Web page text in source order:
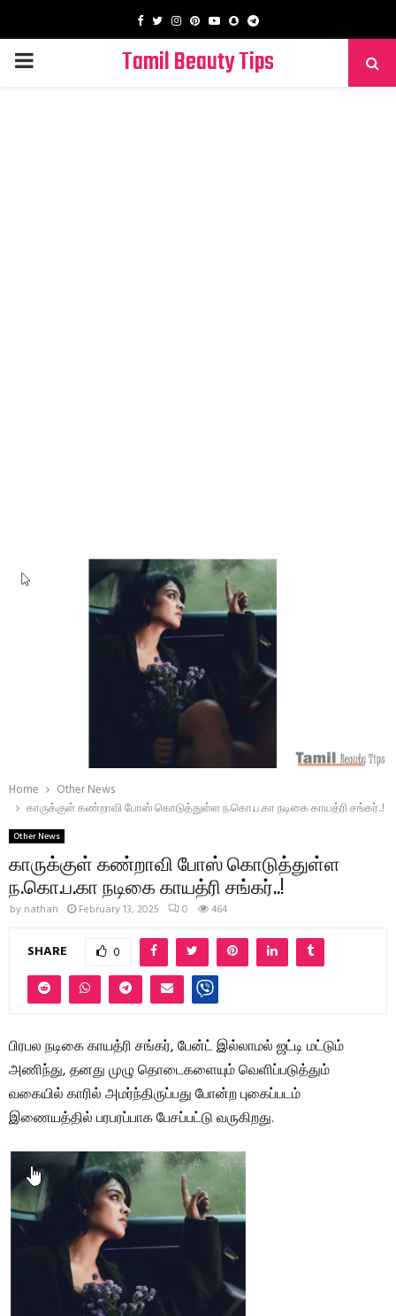
Facebook
TwitterInstagram
PinterestYoutube
SnapchatTelegram
PRIMARY
Tamil Beauty Tips
Home
Other News
காருக்குள் கண்றாவி போஸ் கொடுத்துள்ள ந.கொ.ப.கா நடிகை காயத்ரி சங்கர்..!
Other News
காருக்குள் கண்றாவி போஸ் கொடுத்துள்ள
ந.கொ.ப.கா நடிகை காயத்ரி சங்கர்..!
by nathan February 13, 2025 0 464
SHARE 0
பிரபல நடிகை காயத்ரி சங்கர், பேன்ட் இல்லாமல் ஜட்டி மட்டும்
அணிந்து, தனது முழு தொடைகளையும் வெளிப்படுத்தும்
வகையில் காரில் அமர்ந்திருப்பது போன்ற புகைப்படம்
இணையத்தில் பரபரப்பாக பேசப்பட்டு வருகிறது.